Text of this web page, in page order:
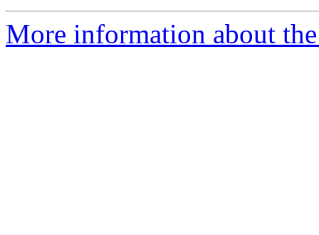
More information about